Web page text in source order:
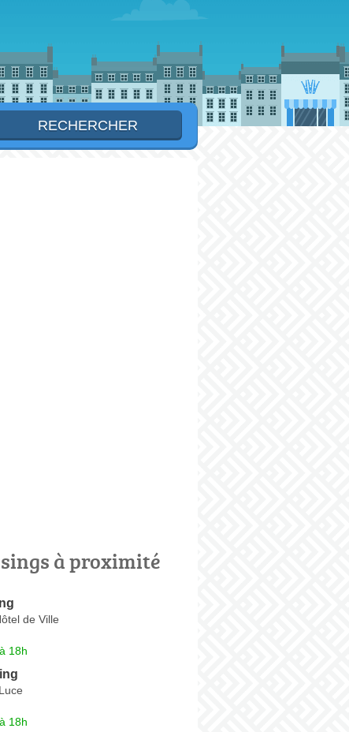
à proximité
de Ville
18h
18h